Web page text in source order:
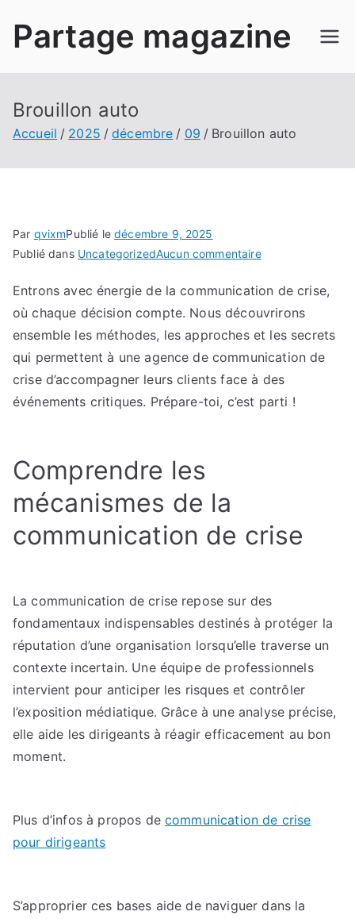
Partage magazine
Brouillon auto
Accueil 2025 décembre 09 Brouillon auto
Par qvixmPublié ledécembre 9, 2025
Publié dans UncategorizedAucun commentairesur
auto
Entrons avec énergie de la communication de crise,
où chaque décision compte. Nous découvrirons
ensemble les méthodes, les approches et les secrets
qui permettent à une agence de communication de
crise d’accompagner leurs clients face à des
événements critiques. Prépare-toi, c’est parti !
Comprendre les
mécanismes de la
communication de crise
La communication de crise repose sur des
fondamentaux indispensables destinés à protéger la
réputation d’une organisation lorsqu’elle traverse un
contexte incertain. Une équipe de professionnels
intervient pour anticiper les risques et contrôler
l’exposition médiatique. Grâce à une analyse précise,
elle aide les dirigeants à réagir efficacement au bon
moment.
Plus d’infos à propos decommunication de crise
pour dirigeants
S’approprier ces bases aide de naviguer dans la